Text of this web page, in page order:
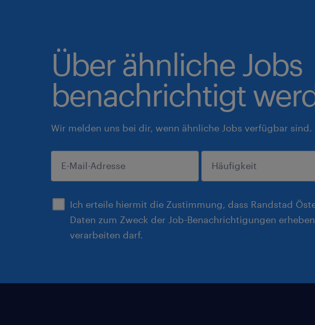
Über ähnliche Jobs
benachrichtigt
Wir melden uns bei dir, wenn ähnliche Jobs verfügbar sind.
Ich erteile hiermit die Zustimmung, dass Randstad
Daten zum Zweck der Job-Benachrichtigungen
verarbeiten darf.
einreichen